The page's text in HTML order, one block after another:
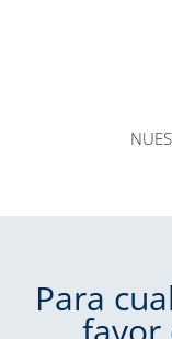
Para